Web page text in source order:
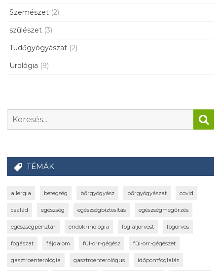
Szemészet (2)
szülészet (3)
Tüdőgyógyászat (2)
Urológia (9)
TÉMÁK
allergia betegség bőrgyógyász bőrgyógyászat covid
család egészség egészségbiztosítás egészségmegőrzés
egészségpénztár endokrinológia foglaljorvost fogorvos
fogászat fájdalom fül-orr-gégész fül-orr-gégészet
gasztroenterológia gasztroenterológus időpontfoglalás